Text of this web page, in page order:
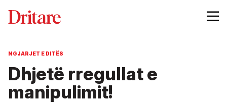
NGJARJET E DITËS
Dhjetë rregullat e
manipulimit!